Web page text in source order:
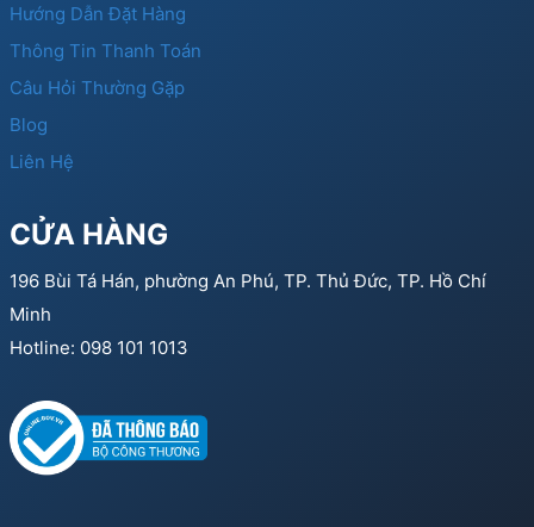
Hướng Dẫn Đặt Hàng
Thông Tin Thanh Toán
Câu Hỏi Thường Gặp
Blog
Liên Hệ
CỬA HÀNG
196 Bùi Tá Hán, phường An Phú, TP. Thủ Đức, TP. Hồ Chí
Minh
Hotline: 098 101 1013